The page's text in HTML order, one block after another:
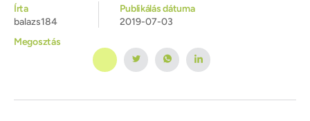
Írta
balazs184
Publikálás dátuma
2019-07-03
Megosztás